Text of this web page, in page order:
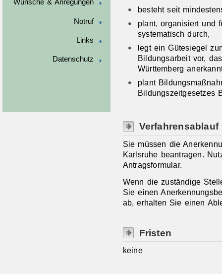
Wünsche & Anregungen
Notruf
Links
Datenschutz
besteht seit
plant, organisiert und
systematisch durch,
legt ein Gütesiegel
Bildungsarbeit vor,
Württemberg
plant
Bildungszeitgesetzes
Verfahrensablauf
Sie müssen die
Karlsruhe beantragen.
Antragsformular.
Wenn die zuständige
Sie einen
ab, erhalten Sie einen
Fristen
keine